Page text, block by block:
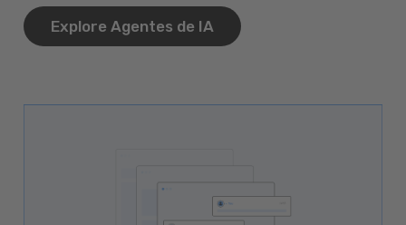
Explore Agentes de IA